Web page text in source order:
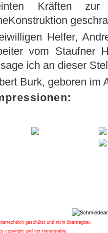
Kräften
Helfer,
vom Staufner
ich an dieser
Burk, geboren im
geschützt und nicht übertragbar.
copyright and not transferable.